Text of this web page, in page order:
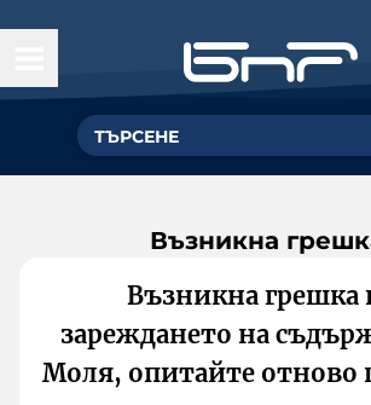
Възникна
Възникна грешка
зареждането на
Моля, опитайте отново